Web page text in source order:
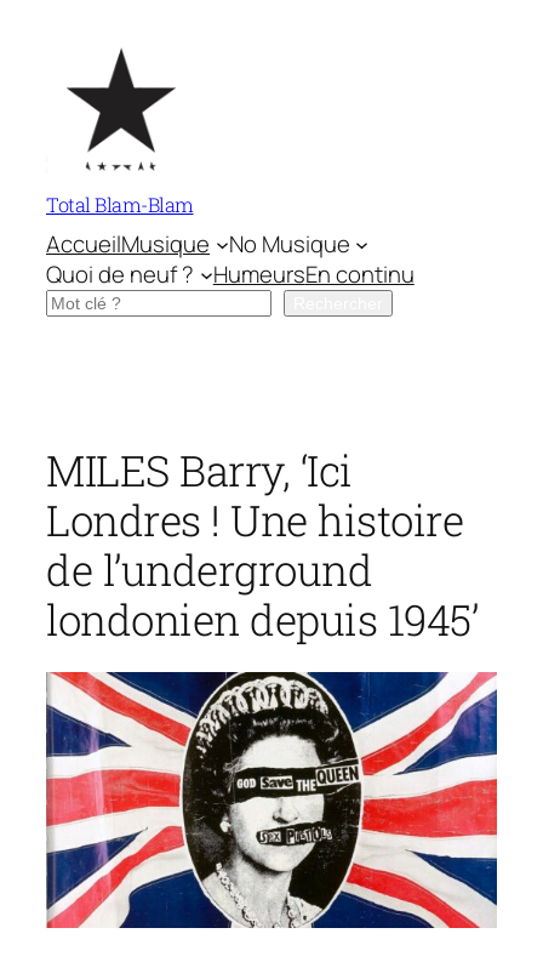
contenu
Total Blam-Blam
AccueilMusique
No Musique
Quoi de neuf ?
HumeursEn continu
Rechercher
MILES Barry, ‘Ici
Londres ! Une histoire
de l’underground
londonien depuis 1945’